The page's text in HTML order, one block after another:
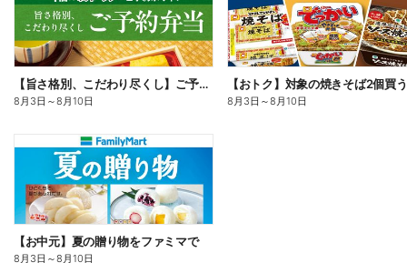
【旨さ格別、こだわり尽くし】ご予約弁当
8月3日 ～8月10日 8月3日 ～8月10日
【お中元】夏の贈り物をファミマで
8月3日 ～8月10日